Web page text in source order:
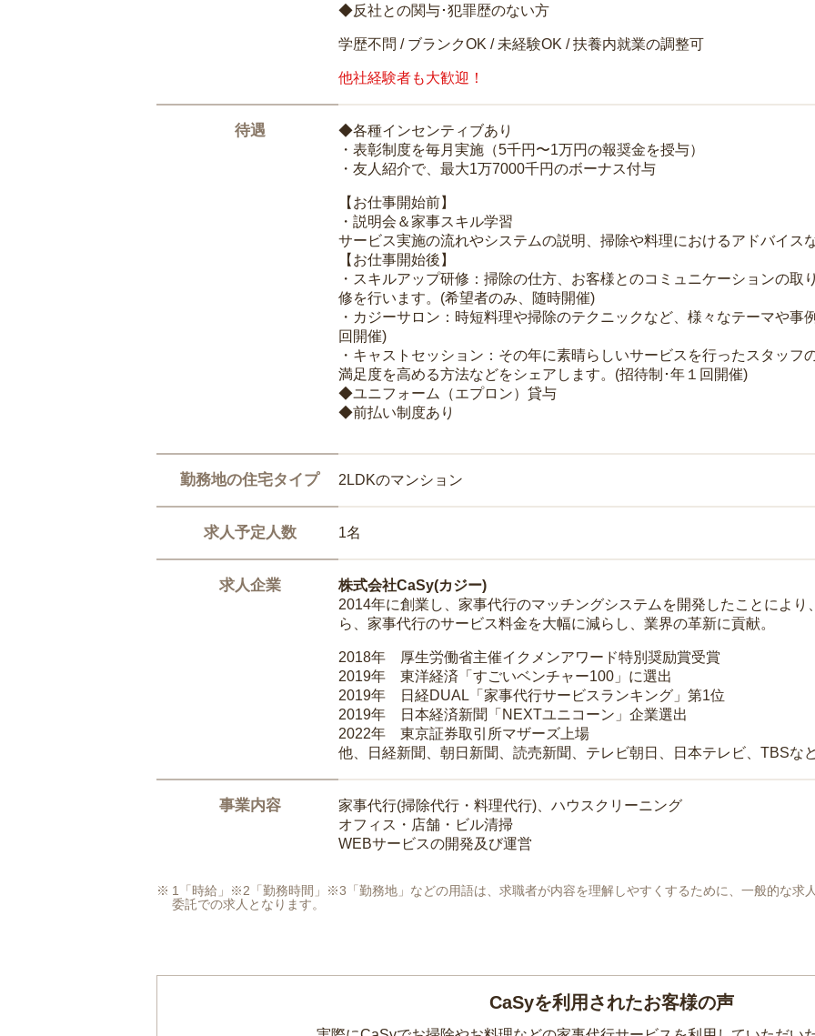
◆反社との関与･犯罪歴のない方
学歴不問 / ブランクOK / 未経験OK / 扶養内就業の調整可
他社経験者も大歓迎！
待遇
◆各種インセンティブあり
・表彰制度を毎月実施（5千円〜1万円の報奨金を授与）
・友人紹介で、最大1万7000千円のボーナス付与
【お仕事開始前】
・説明会＆家事スキル学習
サービス実施の流れやシステムの説明、掃除や料理におけるアドバイス
【お仕事開始後】
・スキルアップ研修：掃除の仕方、お客様とのコミュニケーションの
修を行います。(希望者のみ、随時開催)
・カジーサロン：時短料理や掃除のテクニックなど、様々なテーマや事
回開催)
・キャストセッション：その年に素晴らしいサービスを行ったスタッ
満足度を高める方法などをシェアします。(招待制･年１回開催)
◆ユニフォーム（エプロン）貸与
◆前払い制度あり
勤務地の住宅タイプ 2LDKのマンション
求人予定人数 1名
求人企業
株式会社CaSy(カジー)
2014年に創業し、家事代行のマッチングシステムを開発したことによ
ら、家事代行のサービス料金を大幅に減らし、業界の革新に貢献。
2018年 厚生労働省主催イクメンアワード特別奨励賞受賞
2019年 東洋経済「すごいベンチャー100」に選出
2019年 日経DUAL「家事代行サービスランキング」第1位
2019年 日本経済新聞「NEXTユニコーン」企業選出
2022年 東京証券取引所マザーズ上場
他、日経新聞、朝日新聞、読売新聞、テレビ朝日、日本テレビ、TBSな
事業内容
家事代行(掃除代行・料理代行)、ハウスクリーニング
オフィス・店舗・ビル清掃
WEBサービスの開発及び運営
1「時給」※2「勤務時間」※3「勤務地」などの用語は、求職者が内容を理解しやすくするために、一般的な求
委託での求人となります。
CaSyを利用されたお客様の声